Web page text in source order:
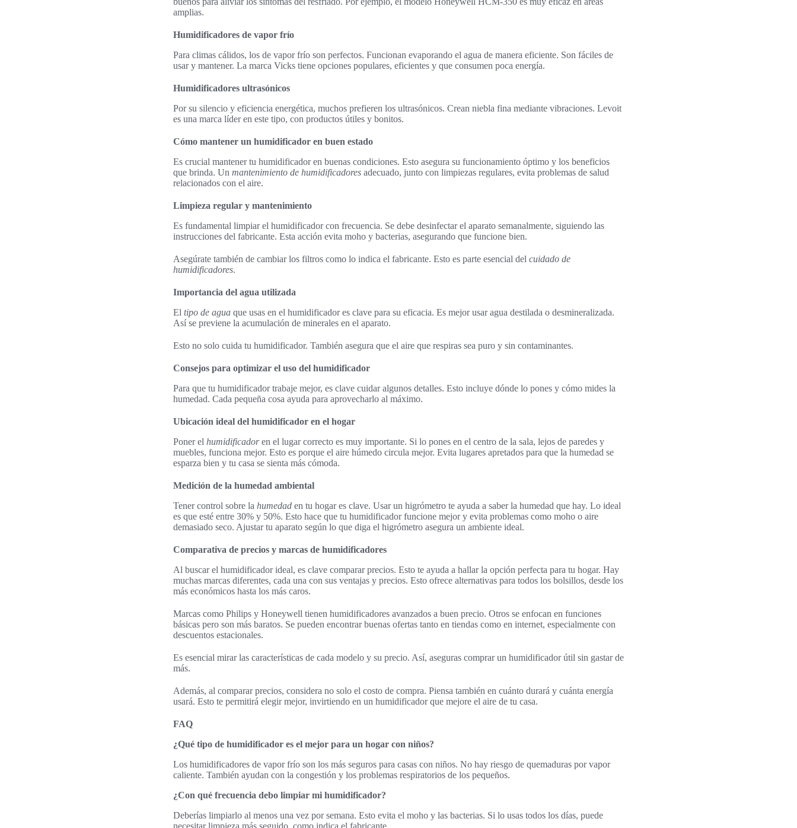
amplias.
Humidificadores de vapor frío
Para climas cálidos, los de vapor frío son perfectos. Funcionan evaporando el agua de manera eficiente. Son fáciles de
usar y mantener. La marca Vicks tiene opciones populares, eficientes y que consumen poca energía.
Humidificadores ultrasónicos
Por su silencio y eficiencia energética, muchos prefieren los ultrasónicos. Crean niebla fina mediante vibraciones. Levoit
es una marca líder en este tipo, con productos útiles y bonitos.
Cómo mantener un humidificador en buen estado
Es crucial mantener tu humidificador en buenas condiciones. Esto asegura su funcionamiento óptimo y los beneficios
que brinda. Un mantenimiento de humidificadores adecuado, junto con limpiezas regulares, evita problemas de salud
relacionados con el aire.
Limpieza regular y mantenimiento
Es fundamental limpiar el humidificador con frecuencia. Se debe desinfectar el aparato semanalmente, siguiendo las
instrucciones del fabricante. Esta acción evita moho y bacterias, asegurando que funcione bien.
Asegúrate también de cambiar los filtros como lo indica el fabricante. Esto es parte esencial del cuidado de
humidificadores.
Importancia del agua utilizada
El tipo de agua que usas en el humidificador es clave para su eficacia. Es mejor usar agua destilada o desmineralizada.
Así se previene la acumulación de minerales en el aparato.
Esto no solo cuida tu humidificador. También asegura que el aire que respiras sea puro y sin contaminantes.
Consejos para optimizar el uso del humidificador
Para que tu humidificador trabaje mejor, es clave cuidar algunos detalles. Esto incluye dónde lo pones y cómo mides la
humedad. Cada pequeña cosa ayuda para aprovecharlo al máximo.
Ubicación ideal del humidificador en el hogar
Poner el humidificadoren el lugar correcto es muy importante. Si lo pones en el centro de la sala, lejos de paredes y
muebles, funciona mejor. Esto es porque el aire húmedo circula mejor. Evita lugares apretados para que la humedad se
esparza bien y tu casa se sienta más cómoda.
Medición de la humedad ambiental
Tener control sobre la humedad en tu hogar es clave. Usar un higrómetro te ayuda a saber la humedad que hay. Lo ideal
es que esté entre 30% y 50%. Esto hace que tu humidificador funcione mejor y evita problemas como moho o aire
demasiado seco. Ajustar tu aparato según lo que diga el higrómetro asegura un ambiente ideal.
Comparativa de precios y marcas de humidificadores
Al buscar el humidificador ideal, es clave comparar precios. Esto te ayuda a hallar la opción perfecta para tu hogar. Hay
muchas marcas diferentes, cada una con sus ventajas y precios. Esto ofrece alternativas para todos los bolsillos, desde los
más económicos hasta los más caros.
Marcas como Philips y Honeywell tienen humidificadores avanzados a buen precio. Otros se enfocan en funciones
básicas pero son más baratos. Se pueden encontrar buenas ofertas tanto en tiendas como en internet, especialmente con
descuentos estacionales.
Es esencial mirar las características de cada modelo y su precio. Así, aseguras comprar un humidificador útil sin gastar de
más.
Además, al comparar precios, considera no solo el costo de compra. Piensa también en cuánto durará y cuánta energía
usará. Esto te permitirá elegir mejor, invirtiendo en un humidificador que mejore el aire de tu casa.
FAQ
¿Qué tipo de humidificador es el mejor para un hogar con niños?
Los humidificadores de vapor frío son los más seguros para casas con niños. No hay riesgo de quemaduras por vapor
caliente. También ayudan con la congestión y los problemas respiratorios de los pequeños.
¿Con qué frecuencia debo limpiar mi humidificador?
Deberías limpiarlo al menos una vez por semana. Esto evita el moho y las bacterias. Si lo usas todos los días, puede
necesitar limpieza más seguido, como indica el fabricante.